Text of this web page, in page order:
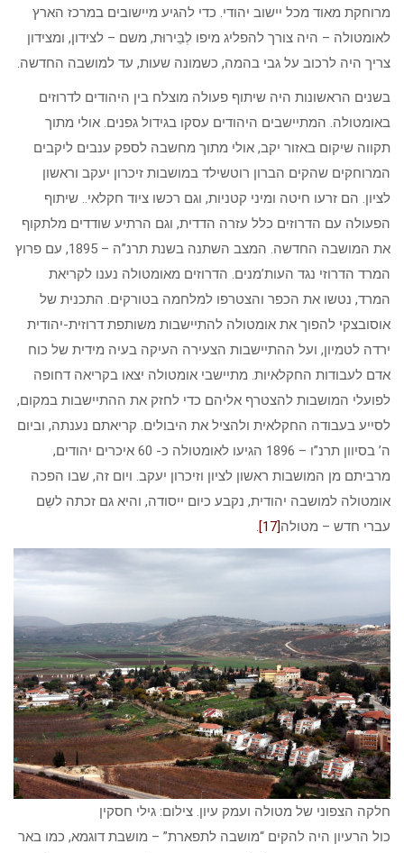
מרוחקת מאוד מכל יישוב יהודי. כדי להגיע מיישובים במרכז הארץ
לאומטולה – היה צורך להפליג מיפו לְבֵּירוּת, משם – לצידון, ומצידון
צריך היה לרכוב על גבי בהמה, כשמונה שעות, עד למושבה החדשה.
בשנים הראשונות היה שיתוף פעולה מוצלח בין היהודים לדרוזים
באומטולה. המתיישבים היהודים עסקו בגידול גפנים. אולי מתוך
תקווה שיקום באזור יקב, אולי מתוך מחשבה לספק ענבים ליקבים
המרוחקים שהקים הברון רוטשילד במושבות זיכרון יעקב וראשון
לציון. הם זרעו חיטה ומיני קטניות, וגם רכשו ציוד חקלאי.. שיתוף
הפעולה עם הדרוזים כלל עזרה הדדית, וגם הרתיע שודדים מלתקוף
את המושבה החדשה. המצב השתנה בשנת תרנ”ה – 1895, עם פרוץ
המרד הדרוזי נגד העות’מנים. הדרוזים מאומטולה נענו לקריאת
המרד, נטשו את הכפר והצטרפו למלחמה בטורקים. התכנית של
אוסובצקי להפוך את אומטולה להתיישבות משותפת דרוזית-יהודית
ירדה לטמיון, ועל ההתיישבות הצעירה העיקה בעיה מידית של כוח
אדם לעבודות החקלאיות. מתיישבי אומטולה יצאו בקריאה דחופה
לפועלי המושבות להצטרף אליהם כדי לחזק את ההתיישבות במקום,
לסייע בעבודה החקלאית ולהציל את היבולים. קריאתם נענתה, וביום
ה’ בסיוון תרנ”ו – 1896 הגיעו לאומטולה כ- 60 איכרים יהודים,
מרביתם מן המושבות ראשון לציון וזיכרון יעקב. ויום זה, שבו הפכה
אומטולה למושבה יהודית, נקבע כיום ייסודה, והיא גם זכתה לשֵם
עברי חדש – מטולה[17]
.
חלקה הצפוני של מטולה ועמק עיון. צילום: גילי חסקין
כול הרעיון היה להקים “מושבה לתפארת” – מושבת דוגמא, כמו באר